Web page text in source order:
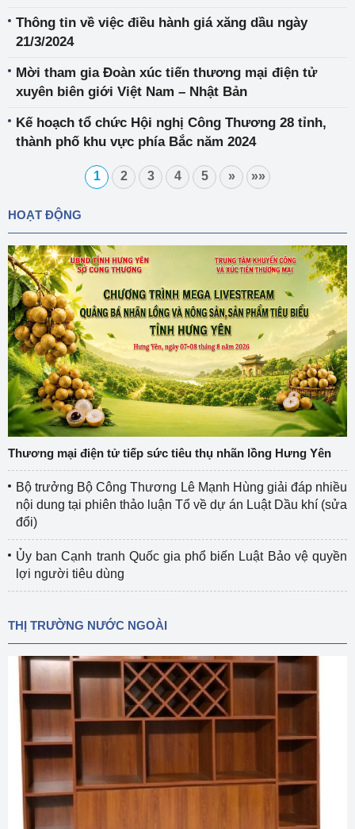
Thông tin về việc điều hành giá xăng dầu ngày
21/3/2024
Mời tham gia Đoàn xúc tiến thương mại điện tử
xuyên biên giới Việt Nam – Nhật Bản
Kế hoạch tổ chức Hội nghị Công Thương 28 tỉnh,
thành phố khu vực phía Bắc năm 2024
1 2 3 4 5 » »»
HOẠT ĐỘNG
Thương mại điện tử tiếp sức tiêu thụ nhãn lồng Hưng Yên
Bộ trưởng Bộ Công Thương Lê Mạnh Hùng giải đáp nhiều
nội dung tại phiên thảo luận Tổ về dự án Luật Dầu khí (sửa
đổi)
Ủy ban Cạnh tranh Quốc gia phổ biến Luật Bảo vệ quyền
lợi người tiêu dùng
THỊ TRƯỜNG NƯỚC NGOÀI